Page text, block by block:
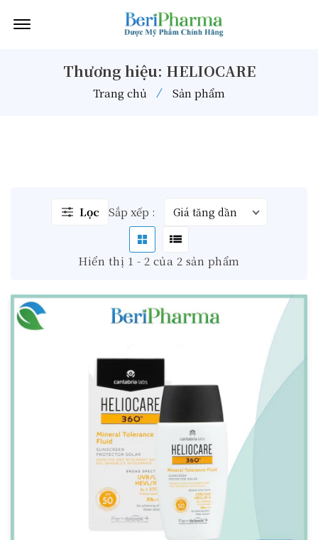
Offcanvas Menu Open
Thương hiệu: HELIOCARE
Trang chủ Sản phẩm
Lọc Sắp xếp :
Hiển thị 1 - 2 của 2 sản phẩm